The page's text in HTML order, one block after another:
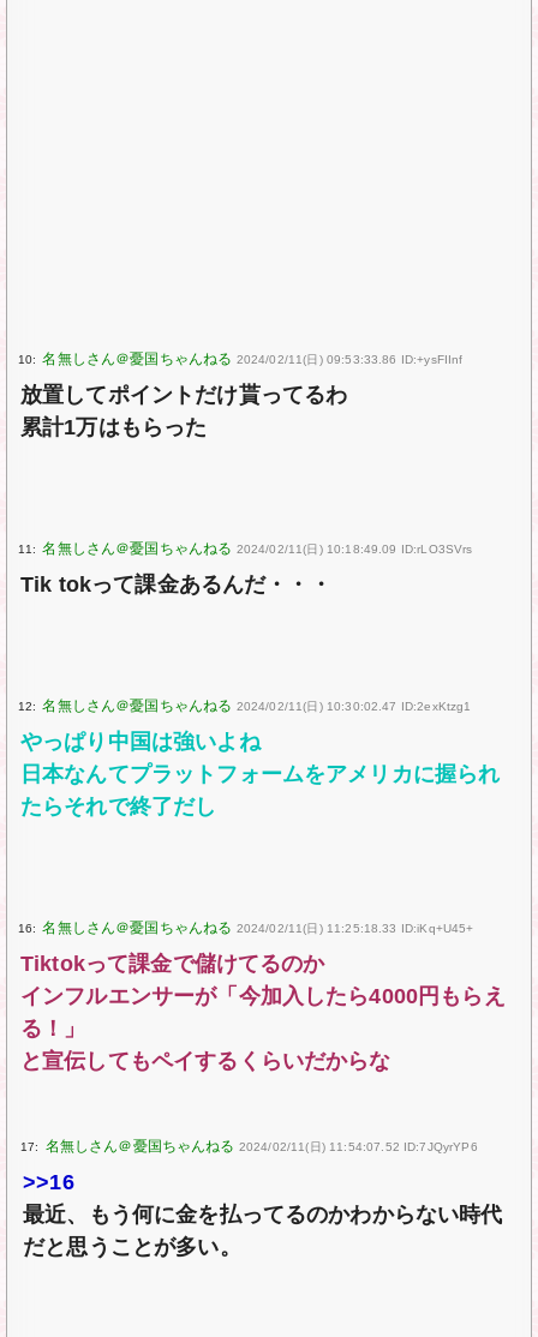
10: 2024/02/11(日) 09:53:33.86 ID:+ysFIInf
放置してポイントだけ貰ってるわ
累計1万はもらった
11: 2024/02/11(日) 10:18:49.09 ID:rLO3SVrs
Tik tokって課金あるんだ・・・
12: 2024/02/11(日) 10:30:02.47 ID:2exKtzg1
やっぱり中国は強いよね
日本なんてプラットフォームをアメリカに握られ
たらそれで終了だし
16: 2024/02/11(日) 11:25:18.33 ID:iKq+U45+
Tiktokって課金で儲けてるのか
インフルエンサーが「今加入したら4000円もらえ
る！」
と宣伝してもペイするくらいだからな
17: 2024/02/11(日) 11:54:07.52 ID:7JQyrYP6
>>16
最近、もう何に金を払ってるのかわからない時代
だと思うことが多い。